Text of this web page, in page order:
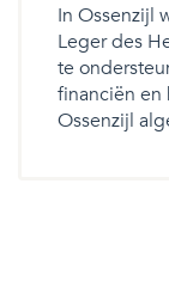
In Ossenzijl
Leger des
te
financiën
Ossenzijl